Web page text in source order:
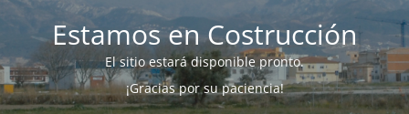
Estamos en Costrucción
El sitio estará disponible pronto.
¡Gracias por su paciencia!